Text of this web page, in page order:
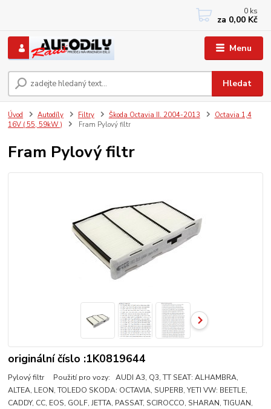
Menu
Hledat
+420 733767377
PO-PÁ: 8 - 12, 13 - 17
0 ks
za 0,00 Kč
Úvod Autodíly Filtry Škoda Octavia II. 2004-2013
Octavia 1,4
16V ( 55, 59kW )
Fram Pylový filtr
Fram Pylový filtr
originální číslo :1K0819644
Pylový filtr Použití pro vozy: AUDI A3, Q3, TT SEAT: ALHAMBRA,
ALTEA, LEON, TOLEDO SKODA: OCTAVIA, SUPERB, YETI VW: BEETLE,
CADDY, CC, EOS, GOLF, JETTA, PASSAT, SCIROCCO, SHARAN, TIGUAN,